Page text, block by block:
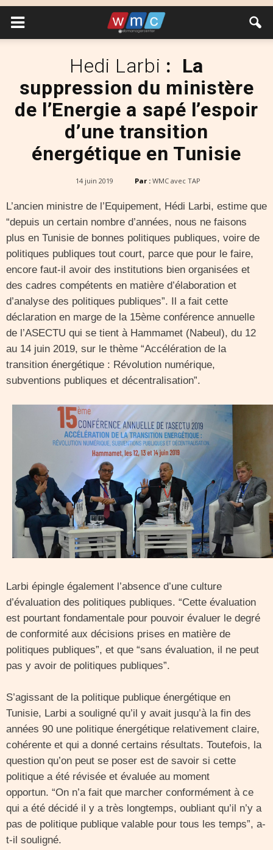
Hedi Larbi : La
suppression du ministère
de l’Energie a sapé l’espoir
d’une transition
énergétique en Tunisie
14 juin 2019 Par : WMC avec TAP
L’ancien ministre de l’Equipement, Hédi Larbi, estime que
“depuis un certain nombre d’années, nous ne faisons
plus en Tunisie de bonnes politiques publiques, voire de
politiques publiques tout court, parce que pour le faire,
encore faut-il avoir des institutions bien organisées et
des cadres compétents en matière d’élaboration et
d’analyse des politiques publiques”. Il a fait cette
déclaration en marge de la 15ème conférence annuelle
de l’ASECTU qui se tient à Hammamet (Nabeul), du 12
au 14 juin 2019, sur le thème “Accélération de la
transition énergétique : Révolution numérique,
subventions publiques et décentralisation”.
Larbi épingle également l’absence d’une culture
d’évaluation des politiques publiques. “Cette évaluation
est pourtant fondamentale pour pouvoir évaluer le degré
de conformité aux décisions prises en matière de
politiques publiques”, et que “sans évaluation, il ne peut
pas y avoir de politiques publiques”.
S’agissant de la politique publique énergétique en
Tunisie, Larbi a souligné qu’il y avait jusqu’à la fin des
années 90 une politique énergétique relativement claire,
cohérente et qui a donné certains résultats. Toutefois, la
question qu’on peut se poser est de savoir si cette
politique a été révisée et évaluée au moment
opportun. “On n’a fait que marcher conformément à ce
qui a été décidé il y a très longtemps, oubliant qu’il n’y a
pas de politique publique valable pour tous les temps”, a-
t-il souligné.